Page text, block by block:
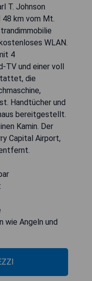
T. Johnson
48 km vom Mt.
WLAN.
4
TV und einer voll
die
Handtücher und
bereitgestellt.
Kamin. Der
Capital Airport,
wie Angeln und